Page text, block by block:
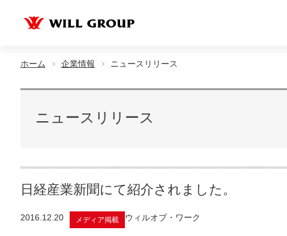
ホーム 企業情報 ニュースリリース
ニュースリリース
日経産業新聞にて紹介されました。
2016.12.20 メディア掲載 ウィルオブ・ワーク